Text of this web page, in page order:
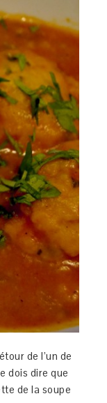
de l’un de
dois dire que
de la soupe